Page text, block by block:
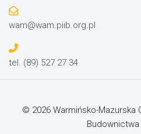
wam@wam.piib.org.pl
tel. (89) 527 27 34
© 2026 Warmińsko-Mazurska
Budownictwa